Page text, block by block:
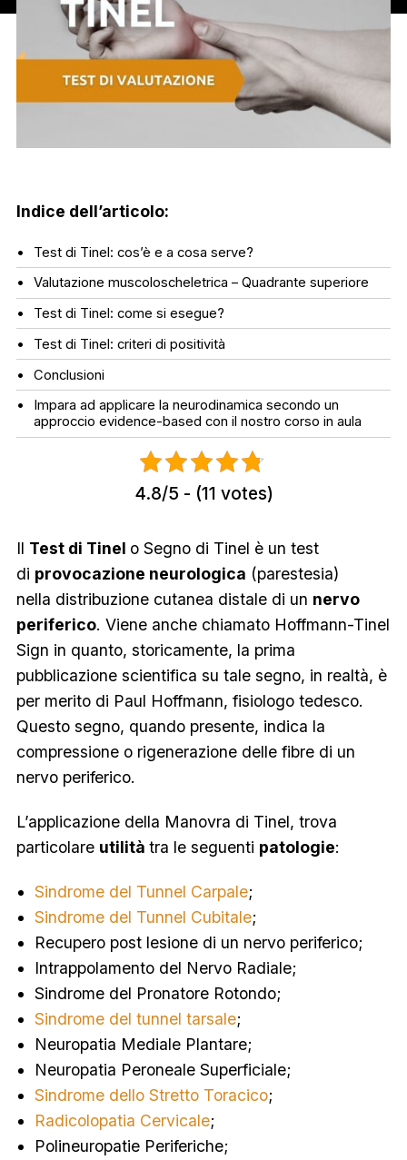
Indice dell’articolo:
Test di Tinel: cos’è e a cosa serve?
Valutazione muscoloscheletrica – Quadrante superiore
Test di Tinel: come si esegue?
Test di Tinel: criteri di positività
Conclusioni
Impara ad applicare la neurodinamica secondo un
approccio evidence-based con il nostro corso in aula
4.8/5 - (11 votes)
Il Test di Tinel o Segno di Tinel è un test
di provocazione neurologica (parestesia)
nella distribuzione cutanea distale di un nervo
periferico. Viene anche chiamato Hoffmann-Tinel
Sign in quanto, storicamente, la prima
pubblicazione scientifica su tale segno, in realtà, è
per merito di Paul Hoffmann, fisiologo tedesco.
Questo segno, quando presente, indica la
compressione o rigenerazione delle fibre di un
nervo periferico.
L’applicazione della Manovra di Tinel, trova
particolare utilità tra le seguenti patologie:
Sindrome del Tunnel Carpale;
Sindrome del Tunnel Cubitale;
Recupero post lesione di un nervo periferico;
Intrappolamento del Nervo Radiale;
Sindrome del Pronatore Rotondo;
Sindrome del tunnel tarsale;
Neuropatia Mediale Plantare;
Neuropatia Peroneale Superficiale;
Sindrome dello Stretto Toracico;
Radicolopatia Cervicale;
Polineuropatie Periferiche;